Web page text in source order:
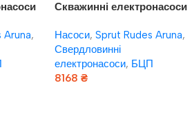
Aruna,
Скважинні електронасоси
БЦП1,8-75У*
Насоси, Sprut Rudes Aruna,
Свердловинні
електронасоси, БЦП
8168 ₴